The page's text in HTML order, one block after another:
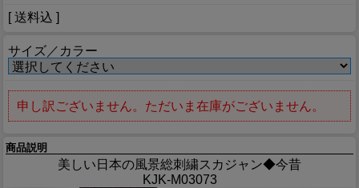
[ 送料込 ]
サイズ／カラー
申し訳ございません。ただいま在庫がございません。
商品説明
美しい日本の風景総刺繍スカジャン◆今昔
KJK-M03073